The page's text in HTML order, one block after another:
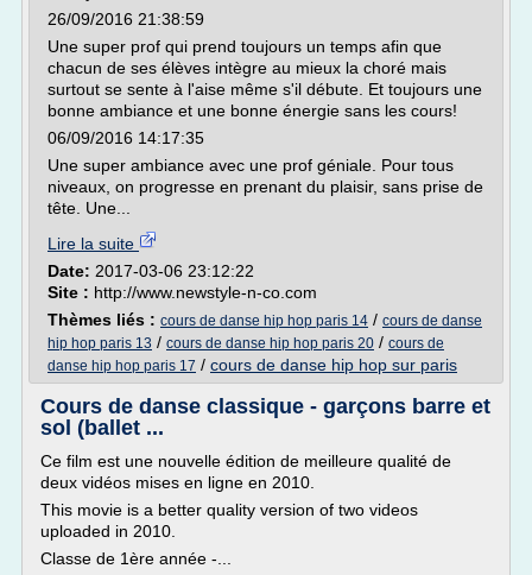
26/09/2016 21:38:59
Une super prof qui prend toujours un temps afin que
chacun de ses élèves intègre au mieux la choré mais
surtout se sente à l'aise même s'il débute. Et toujours une
bonne ambiance et une bonne énergie sans les cours!
06/09/2016 14:17:35
Une super ambiance avec une prof géniale. Pour tous
niveaux, on progresse en prenant du plaisir, sans prise de
tête. Une...
Lire la suite
Date: 2017-03-06 23:12:22
Site : http://www.newstyle-n-co.com
Thèmes liés : cours de danse hip hop paris 14 / cours de danse
hip hop paris 13 / cours de danse hip hop paris 20 / cours de
danse hip hop paris 17 / cours de danse hip hop sur paris
Cours de danse classique - garçons barre et
sol (ballet ...
Ce film est une nouvelle édition de meilleure qualité de
deux vidéos mises en ligne en 2010.
This movie is a better quality version of two videos
uploaded in 2010.
Classe de 1ère année -...